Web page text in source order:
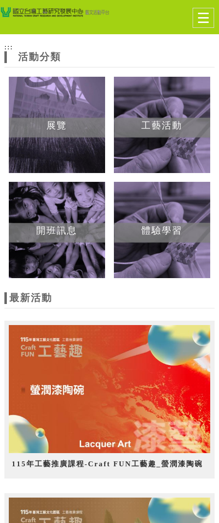
網
站
主
題
跳到主要內容
網站導覽
:::
活動分類
展覽 工藝活動
開班訊息 體驗學習
最新活動
115年工藝推廣課程-Craft FUN工藝趣_螢潤漆陶碗